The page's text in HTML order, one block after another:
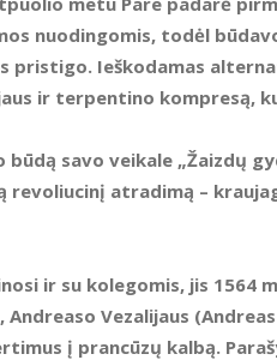
nuodingomis, todėl
pristigo. Ieškodamas
ir terpentino kompresą,
savo veikale „Žaizdų
atradimą –
ir su kolegomis, jis
Vezalijaus
į prancūzų kalbą.